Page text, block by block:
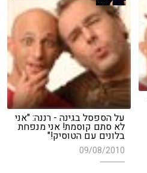
על הספסל בגינה - רננה: "אני
לא סתם קוסמת! אני מנפחת
בלונים עם הטוסיק!"
09/08/2010